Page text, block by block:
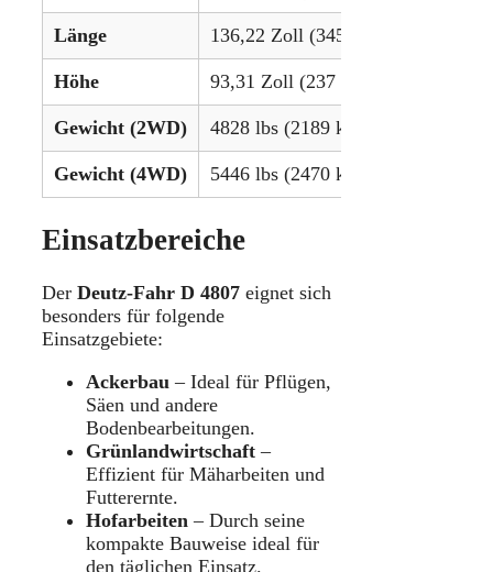
Länge 136,22 Zoll (345 cm)
Höhe 93,31 Zoll (237 cm)
Gewicht (2WD) 4828 lbs (2189 kg)
Gewicht (4WD) 5446 lbs (2470 kg)
Einsatzbereiche
Der Deutz-Fahr D 4807 eignet sich
besonders für folgende
Einsatzgebiete:
Ackerbau – Ideal für Pflügen,
Säen und andere
Bodenbearbeitungen.
Grünlandwirtschaft –
Effizient für Mäharbeiten und
Futterernte.
Hofarbeiten – Durch seine
kompakte Bauweise ideal für
den täglichen Einsatz.